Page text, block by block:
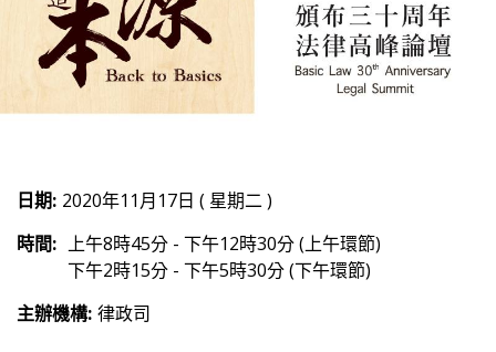
日期: 2020年11月17日 ( 星期二 )
時間: 上午8時45分 - 下午12時30分 (上午環節)
下午2時15分 - 下午5時30分 (下午環節)
主辦機構: 律政司